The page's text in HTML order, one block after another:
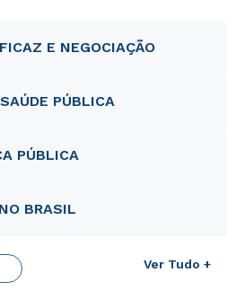
E NEGOCIAÇÃO
PÚBLICA
PÚBLICA
BRASIL
Ver Tudo +